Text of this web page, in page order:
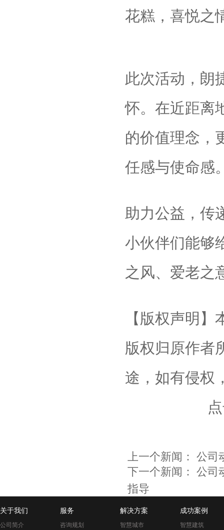
花糕，喜悦之
此次活动，朗
怀。在近距离
的价值理念，
任感与使命感
助力公益，传
小伙伴们能够
之风、爱老之
【版权声明
版权归原作者
途，如有侵权
上一个新闻： 公司
下一个新闻： 公司
指导
关于我们
公司简介
服务
咨询规划
解决方案
智慧城市
成功案例
智慧建筑